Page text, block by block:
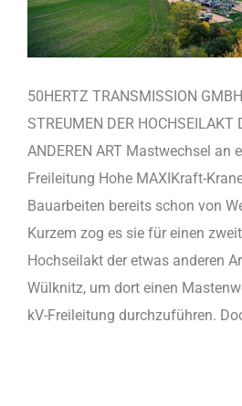
50HERTZ TRANSMISSION
STREUMEN DER HOCHSEILAKT
ANDEREN ART Mastwechsel an
Freileitung Hohe MAXIKraft-
Bauarbeiten bereits schon von
Kurzem zog es sie für einen
Hochseilakt der etwas anderen
Wülknitz, um dort einen
kV-Freileitung durchzuführen.